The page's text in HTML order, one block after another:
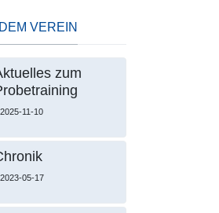
VEREIN
zum
2025-11-10
2023-05-17